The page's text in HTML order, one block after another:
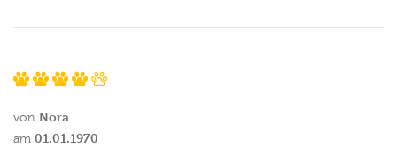
von Nora
am 01.01.1970